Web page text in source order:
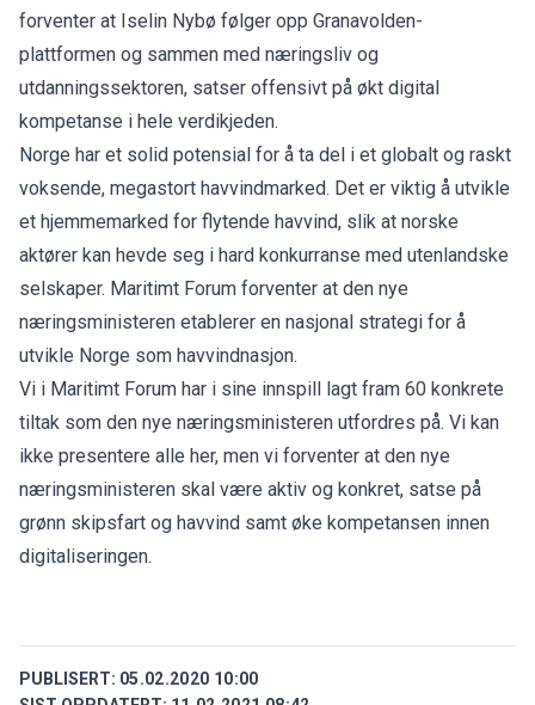
forventer at Iselin Nybø følger opp Granavolden-
plattformen og sammen med næringsliv og
utdanningssektoren, satser offensivt på økt digital
kompetanse i hele verdikjeden.
Norge har et solid potensial for å ta del i et globalt og raskt
voksende, megastort havvindmarked. Det er viktig å utvikle
et hjemmemarked for flytende havvind, slik at norske
aktører kan hevde seg i hard konkurranse med utenlandske
selskaper. Maritimt Forum forventer at den nye
næringsministeren etablerer en nasjonal strategi for å
utvikle Norge som havvindnasjon.
Vi i Maritimt Forum har i sine innspill lagt fram 60 konkrete
tiltak som den nye næringsministeren utfordres på. Vi kan
ikke presentere alle her, men vi forventer at den nye
næringsministeren skal være aktiv og konkret, satse på
grønn skipsfart og havvind samt øke kompetansen innen
digitaliseringen.
PUBLISERT: 05.02.2020 10:00